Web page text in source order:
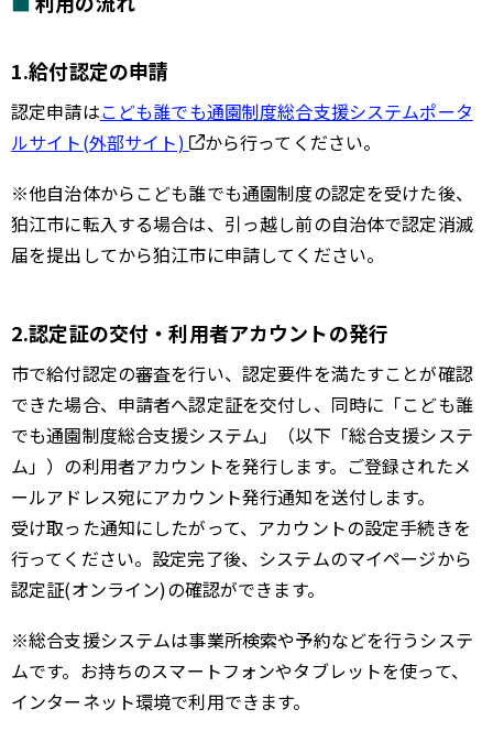
1.給付認定の申請
認定申請はこども誰でも通園制度総合支援システムポータ
ルサイト(外部サイト)
から行ってください。
※他自治体からこども誰でも通園制度の認定を受けた後、
狛江市に転入する場合は、引っ越し前の自治体で認定消滅
届を提出してから狛江市に申請してください。
2.認定証の交付・利用者アカウントの発行
市で給付認定の審査を行い、認定要件を満たすことが確認
できた場合、申請者へ認定証を交付し、同時に「こども誰
でも通園制度総合支援システム」（以下「総合支援システ
ム」）の利用者アカウントを発行します。ご登録されたメ
ールアドレス宛にアカウント発行通知を送付します。
受け取った通知にしたがって、アカウントの設定手続きを
行ってください。設定完了後、システムのマイページから
認定証(オンライン)の確認ができます。
※総合支援システムは事業所検索や予約などを行うシステ
ムです。お持ちのスマートフォンやタブレットを使って、
インターネット環境で利用できます。